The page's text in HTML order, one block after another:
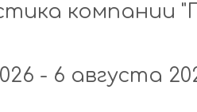
компании
- 6 августа